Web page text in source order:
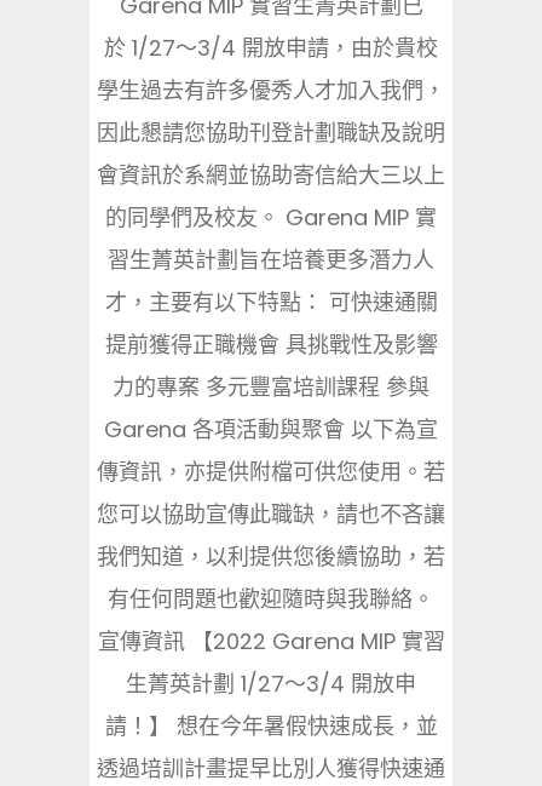
於 1/27～3/4 開放申請，由於貴校
學生過去有許多優秀人才加入我們，
因此懇請您協助刊登計劃職缺及說明
會資訊於系網並協助寄信給大三以上
的同學們及校友。 Garena MIP 實
習生菁英計劃旨在培養更多潛力人
才，主要有以下特點： 可快速通關
提前獲得正職機會 具挑戰性及影響
力的專案 多元豐富培訓課程 參與
Garena 各項活動與聚會 以下為宣
傳資訊，亦提供附檔可供您使用。若
您可以協助宣傳此職缺，請也不吝讓
我們知道，以利提供您後續協助，若
有任何問題也歡迎隨時與我聯絡。
宣傳資訊 【2022 Garena MIP 實習
生菁英計劃 1/27～3/4 開放申
請！】 想在今年暑假快速成長，並
透過培訓計畫提早比別人獲得快速通